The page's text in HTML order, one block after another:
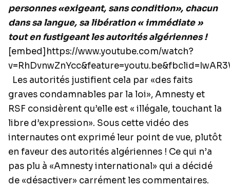
personnes «exigeant, sans condition», chacun
dans sa langue, sa libération « immédiate »
tout en fustigeant les autorités algériennes !
[embed]https://www.youtube.com/watch?
Les autorités justifient cela par «des faits
graves condamnables par la loi», Amnesty et
RSF considèrent qu’elle est « illégale, touchant la
libre d’expression». Sous cette vidéo des
internautes ont exprimé leur point de vue, plutôt
en faveur des autorités algériennes ! Ce qui n’a
pas plu à «Amnesty international» qui a décidé
de «désactiver» carrément les commentaires.